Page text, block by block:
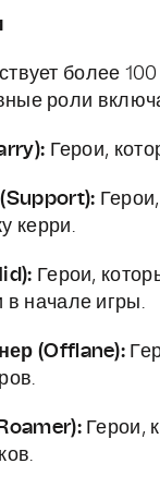
более
роли
Герои,
керри.
Герои,
в начале игры.
(Offlane):
Герои,